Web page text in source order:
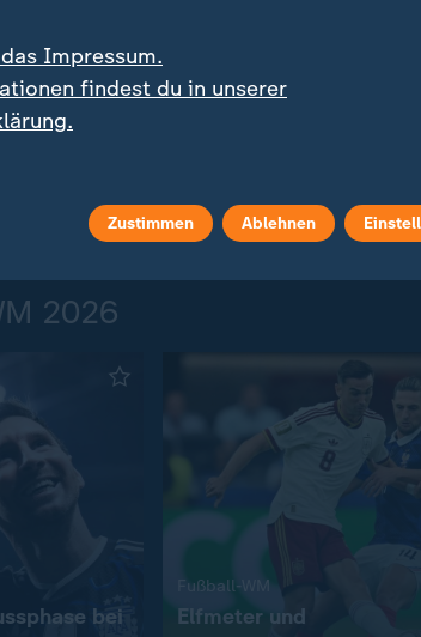
gegen
schlägt Düsseldorf
2026
bei
Fußball-WM
Elfmeter und
Impressum.
findest du in unserer
Zustimmen Ablehnen